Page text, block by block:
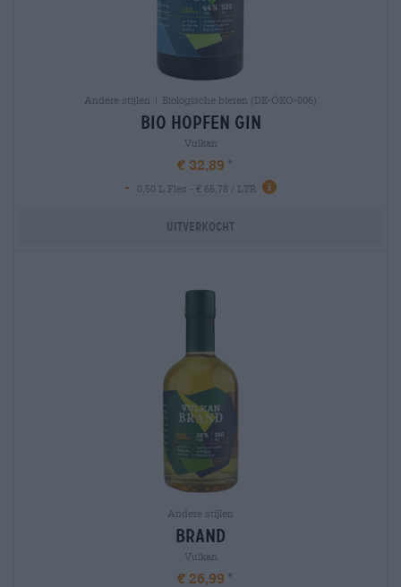
Andere stijlen | Biologische bieren (DE-ÖKO-006)
bio hopfen gin
Vulkan
€ 32,89
-
0,50 L Fles - € 65,78 / LTR
Uitverkocht
Andere stijlen
brand
Vulkan
€ 26,99